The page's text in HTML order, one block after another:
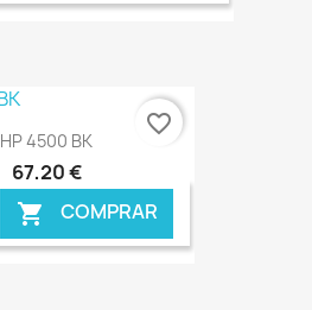
HP 4500 BK
67,20 €
 COMPRAR
favorite_border